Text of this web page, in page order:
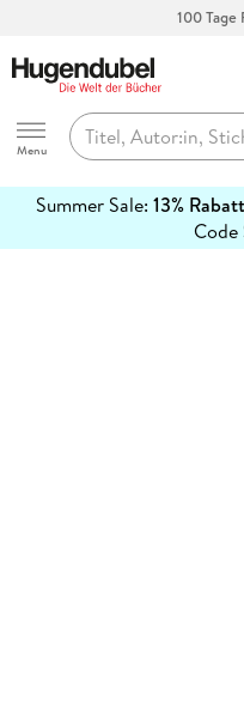
100 Tage
Hugendubel
Menu
Summer Sale: 13% Rabatt
Code
erfahren